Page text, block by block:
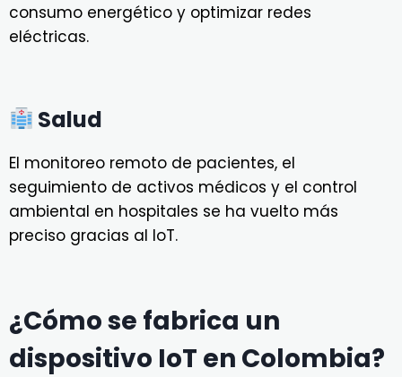
consumo energético y optimizar redes
eléctricas.
Salud
El monitoreo remoto de pacientes, el
seguimiento de activos médicos y el control
ambiental en hospitales se ha vuelto más
preciso gracias al IoT.
¿Cómo se fabrica un
dispositivo IoT en Colombia?